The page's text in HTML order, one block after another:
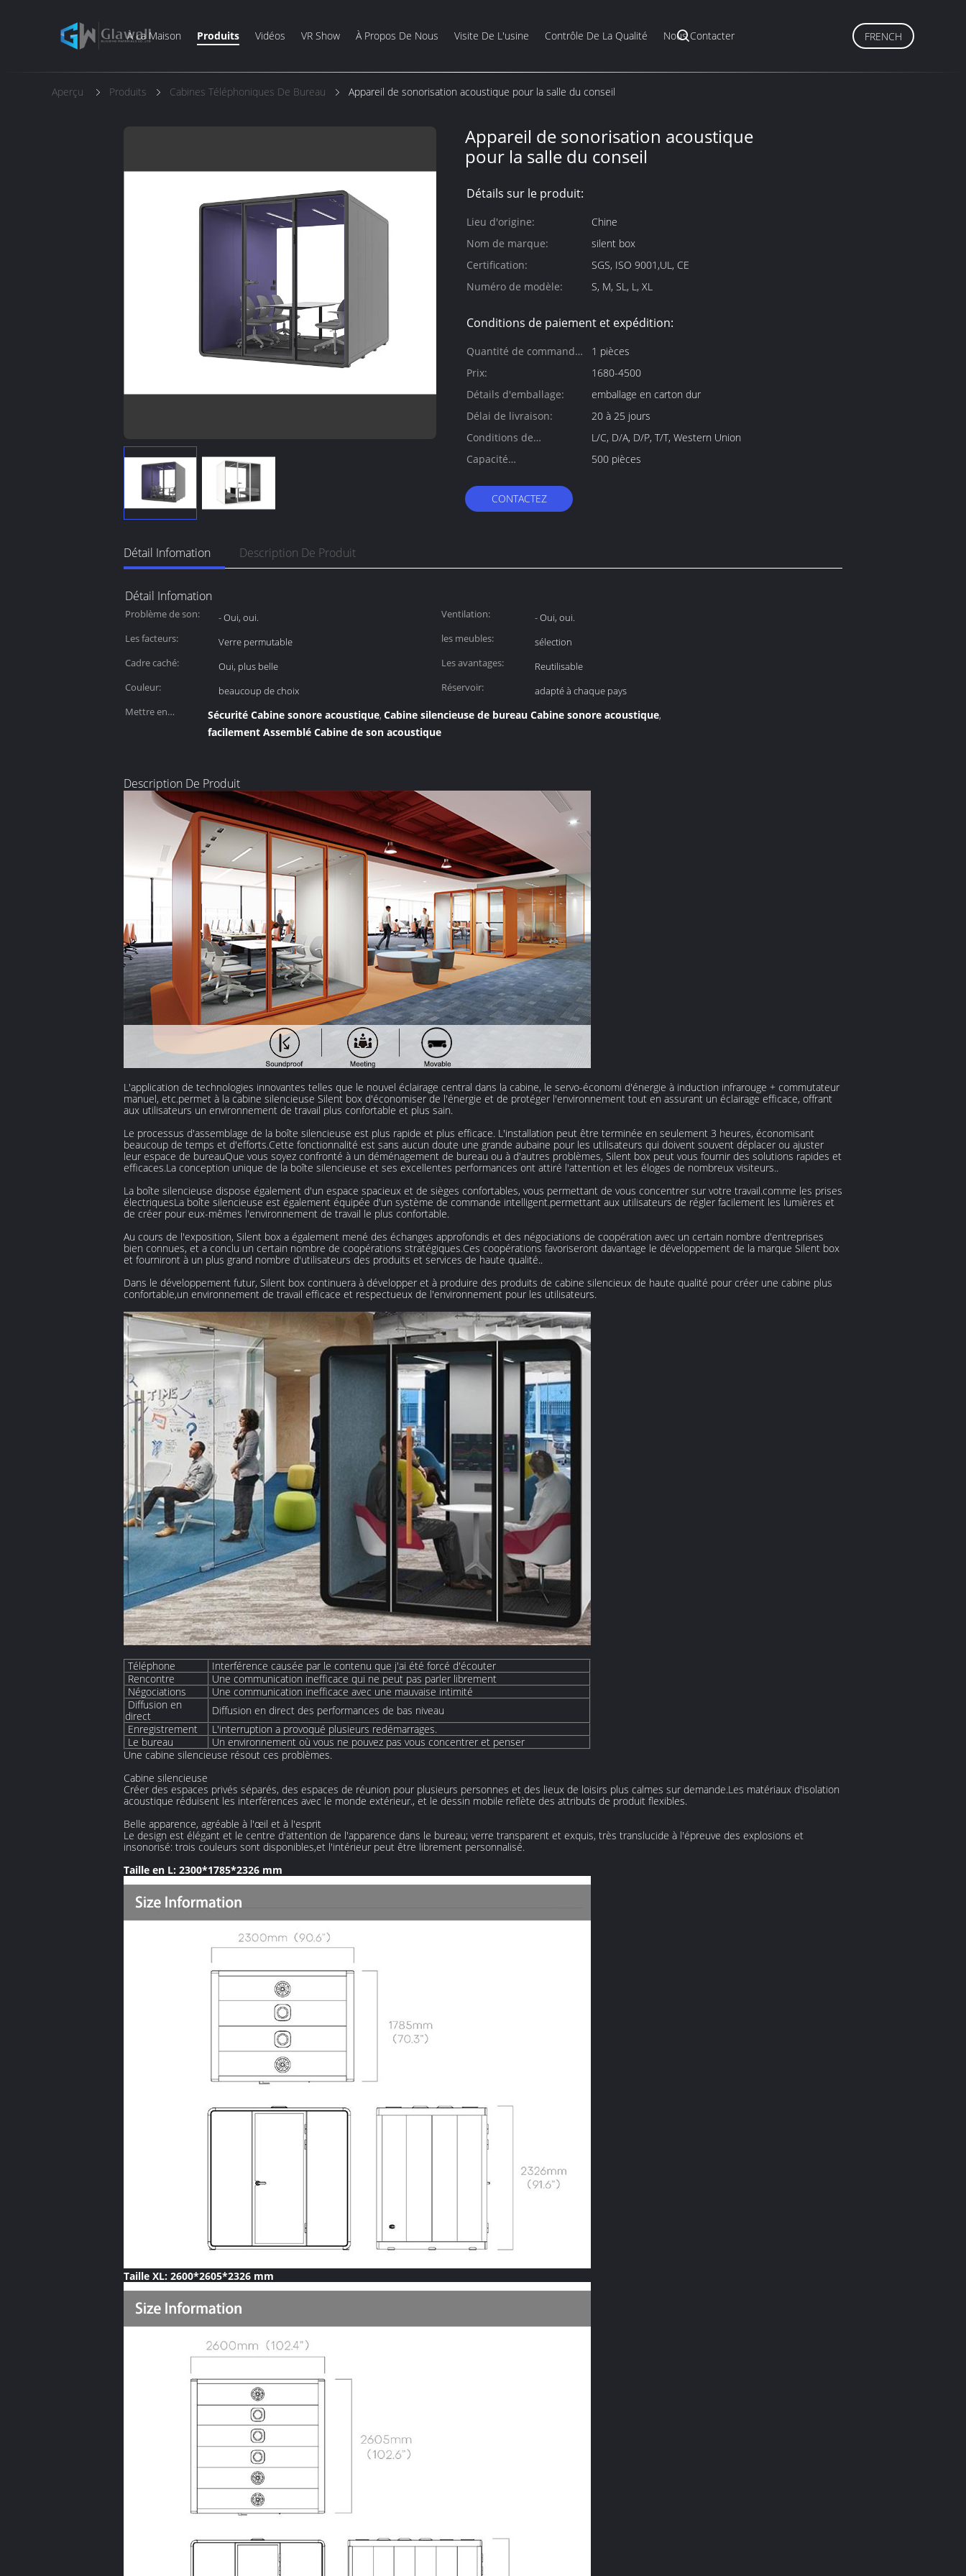
À La Maison Produits Vidéos VR Show À Propos De Nous Visite De L'usine Contrôle De La Qualité Nous Contacter FRENCH
Aperçu Produits Cabines Téléphoniques De Bureau Appareil de sonorisation acoustique pour la salle du conseil
Appareil de sonorisation acoustique
pour la salle du conseil
Détails sur le produit:
Lieu d'origine:
Chine
Nom de marque:
silent box
Certification:
SGS, ISO 9001,UL, CE
Numéro de modèle:
S, M, SL, L, XL
Conditions de paiement et expédition:
Quantité de commande
min:
1 pièces
Prix:
1680-4500
Détails d'emballage:
emballage en carton dur
Délai de livraison:
20 à 25 jours
Conditions de
paiement:
L/C, D/A, D/P, T/T, Western Union
Capacité
500 pièces
CONTACTEZ
Détail Infomation Description De Produit
Détail Infomation
Problème de son: - Oui, oui. Ventilation:
- Oui, oui.
Les facteurs:
Verre permutable les meubles:
sélection
Cadre caché:
Oui, plus belle Les avantages:
Reutilisable
Couleur:
beaucoup de choix Réservoir:
adapté à chaque pays
Mettre en
Sécurité Cabine sonore acoustique,Cabine silencieuse de bureau Cabine sonore acoustique,
facilement Assemblé Cabine de son acoustique
Description De Produit
L'application de technologies innovantes telles que le nouvel éclairage central dans la cabine, le servo-économi d'énergie à induction infrarouge + commutateur
manuel, etc.permet à la cabine silencieuse Silent box d'économiser de l'énergie et de protéger l'environnement tout en assurant un éclairage efficace, offrant
aux utilisateurs un environnement de travail plus confortable et plus sain.
Le processus d'assemblage de la boîte silencieuse est plus rapide et plus efficace. L'installation peut être terminée en seulement 3 heures, économisant
beaucoup de temps et d'efforts.Cette fonctionnalité est sans aucun doute une grande aubaine pour les utilisateurs qui doivent souvent déplacer ou ajuster
leur espace de bureauQue vous soyez confronté à un déménagement de bureau ou à d'autres problèmes, Silent box peut vous fournir des solutions rapides et
efficaces.La conception unique de la boîte silencieuse et ses excellentes performances ont attiré l'attention et les éloges de nombreux visiteurs..
La boîte silencieuse dispose également d'un espace spacieux et de sièges confortables, vous permettant de vous concentrer sur votre travail.comme les prises
électriquesLa boîte silencieuse est également équipée d'un système de commande intelligent.permettant aux utilisateurs de régler facilement les lumières et
de créer pour eux-mêmes l'environnement de travail le plus confortable.
Au cours de l'exposition, Silent box a également mené des échanges approfondis et des négociations de coopération avec un certain nombre d'entreprises
bien connues, et a conclu un certain nombre de coopérations stratégiques.Ces coopérations favoriseront davantage le développement de la marque Silent box
et fourniront à un plus grand nombre d'utilisateurs des produits et services de haute qualité..
Dans le développement futur, Silent box continuera à développer et à produire des produits de cabine silencieux de haute qualité pour créer une cabine plus
confortable,un environnement de travail efficace et respectueux de l'environnement pour les utilisateurs.
Téléphone
Interférence causée par le contenu que j'ai été forcé d'écouter
Rencontre
Une communication inefficace qui ne peut pas parler librement
Négociations
Une communication inefficace avec une mauvaise intimité
Diffusion en
direct
Diffusion en direct des performances de bas niveau
Enregistrement
L'interruption a provoqué plusieurs redémarrages.
Le bureau
Un environnement où vous ne pouvez pas vous concentrer et penser
Une cabine silencieuse résout ces problèmes.
Cabine silencieuse
Créer des espaces privés séparés, des espaces de réunion pour plusieurs personnes et des lieux de loisirs plus calmes sur demande.Les matériaux d'isolation
acoustique réduisent les interférences avec le monde extérieur., et le dessin mobile reflète des attributs de produit flexibles.
Belle apparence, agréable à l'œil et à l'esprit
Le design est élégant et le centre d'attention de l'apparence dans le bureau; verre transparent et exquis, très translucide à l'épreuve des explosions et
insonorisé: trois couleurs sont disponibles,et l'intérieur peut être librement personnalisé.
Taille en L: 2300*1785*2326 mm
Taille XL: 2600*2605*2326 mm